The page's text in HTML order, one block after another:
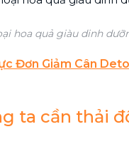
hoa quả giàu dinh
Đơn Giảm Cân
ta cần thải